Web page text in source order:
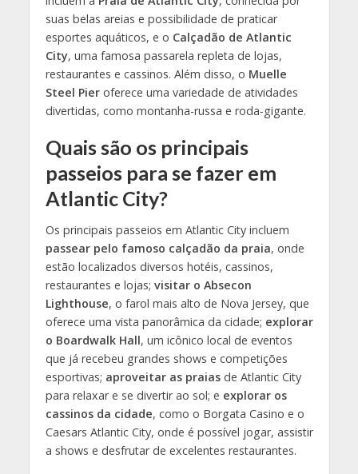
suas belas areias e possibilidade de praticar
esportes aquáticos, e o Calçadão de Atlantic
City, uma famosa passarela repleta de lojas,
restaurantes e cassinos. Além disso, o Muelle
Steel Pieroferece uma variedade de atividades
divertidas, como montanha-russa e roda-gigante.
Quais são os principais
passeios para se fazer em
Atlantic City?
Os principais passeios em Atlantic City incluem
passear pelo famoso calçadão da praia, onde
estão localizados diversos hotéis, cassinos,
restaurantes e lojas; visitar o Absecon
Lighthouse, o farol mais alto de Nova Jersey, que
oferece uma vista panorâmica da cidade; explorar
o Boardwalk Hall, um icônico local de eventos
que já recebeu grandes shows e competições
esportivas; aproveitar as praiasde Atlantic City
para relaxar e se divertir ao sol; e explorar os
cassinos da cidade, como o Borgata Casino e o
Caesars Atlantic City, onde é possível jogar, assistir
a shows e desfrutar de excelentes restaurantes.